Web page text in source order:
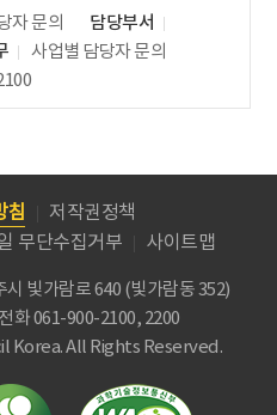
자 문의
담당부서
사업별 담당자 문의
침
저작권정책
무단수집거부
사이트맵
빛가람로 640 (빛가람동 352)
화 061-900-2100, 2200
Korea. All Rights Reserved.